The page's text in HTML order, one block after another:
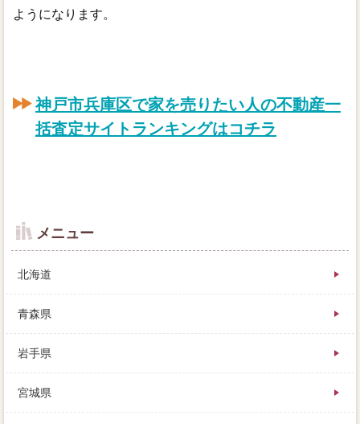
ようになります。
神戸市兵庫区で家を売りたい人の不動産一
括査定サイトランキングはコチラ
メニュー
北海道
青森県
岩手県
宮城県